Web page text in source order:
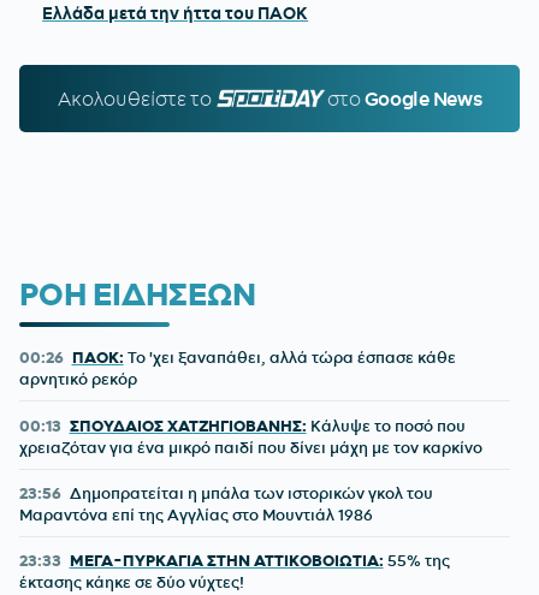
Ελλάδα μετά την ήττα του ΠΑΟΚ
Ακολουθείστε τo SPORTDAY.GR
στοGoogle News
ΡΟΗ ΕΙΔΗΣΕΩΝ
00:26 ΠΑΟΚ: Το 'χει ξαναπάθει, αλλά τώρα έσπασε κάθε
αρνητικό ρεκόρ
00:13 ΣΠΟΥΔΑΙΟΣ ΧΑΤΖΗΓΙΟΒΑΝΗΣ: Κάλυψε το ποσό που
χρειαζόταν για ένα μικρό παιδί που δίνει μάχη με τον καρκίνο
23:56 Δημοπρατείται η μπάλα των ιστορικών γκολ του
Μαραντόνα επί της Αγγλίας στο Μουντιάλ 1986
23:33 ΜΕΓΑ-ΠΥΡΚΑΓΙΑ ΣΤΗΝ ΑΤΤΙΚΟΒΟΙΩΤΙΑ: 55% της
έκτασης κάηκε σε δύο νύχτες!